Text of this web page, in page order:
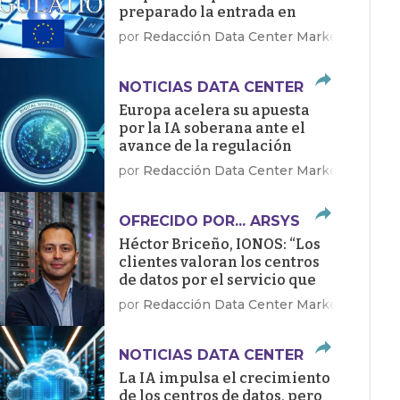
preparado la entrada en
vigor de la Ley de IA
por Redacción Data Center Market
NOTICIAS DATA CENTER
Europa acelera su apuesta
por la IA soberana ante el
avance de la regulación
por Redacción Data Center Market
OFRECIDO POR... ARSYS
Héctor Briceño, IONOS: “Los
clientes valoran los centros
de datos por el servicio que
dan, no por sus megawatios”
por Redacción Data Center Market
NOTICIAS DATA CENTER
La IA impulsa el crecimiento
de los centros de datos, pero